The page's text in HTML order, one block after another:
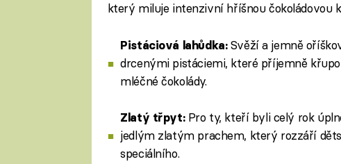
který miluje intenzivní hříšnou čokoládovou
Pistáciová lahůdka:Svěží a jemně
drcenými pistáciemi, které příjemně
mléčné čokolády.
Zlatý třpyt: Pro ty, kteří byli celý rok
jedlým zlatým prachem, který rozzáří
speciálního.